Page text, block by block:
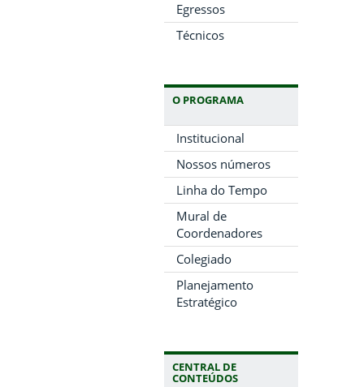
Egressos
Técnicos
O PROGRAMA
Institucional
Nossos números
Linha do Tempo
Mural de
Coordenadores
Colegiado
Planejamento
Estratégico
CENTRAL DE
CONTEÚDOS